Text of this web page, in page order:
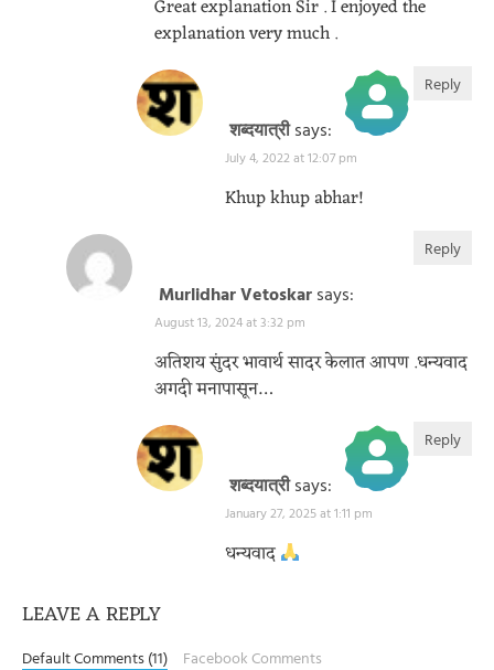
Great explanation Sir . I enjoyed the
explanation very much .
शब्दयात्री says:
The Real Person Badge!
Anti-Spam by CleanTalk
July 4, 2022 at 12:07 pm
Khup khup abhar!
Reply
Murlidhar Vetoskar says:
August 13, 2024 at 3:32 pm
अतिशय सुंदर भावार्थ सादर केलात आपण .धन्यवाद
अगदी मनापासून…
Reply
शब्दयात्री says:
The Real Person Badge!
Anti-Spam by CleanTalk
January 27, 2025 at 1:11 pm
धन्यवाद
Reply
LEAVE A REPLY
Default Comments (11) Facebook Comments